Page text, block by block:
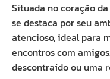
Situada no coração
se destaca por seu
atencioso, ideal para
encontros com
descontraído ou uma